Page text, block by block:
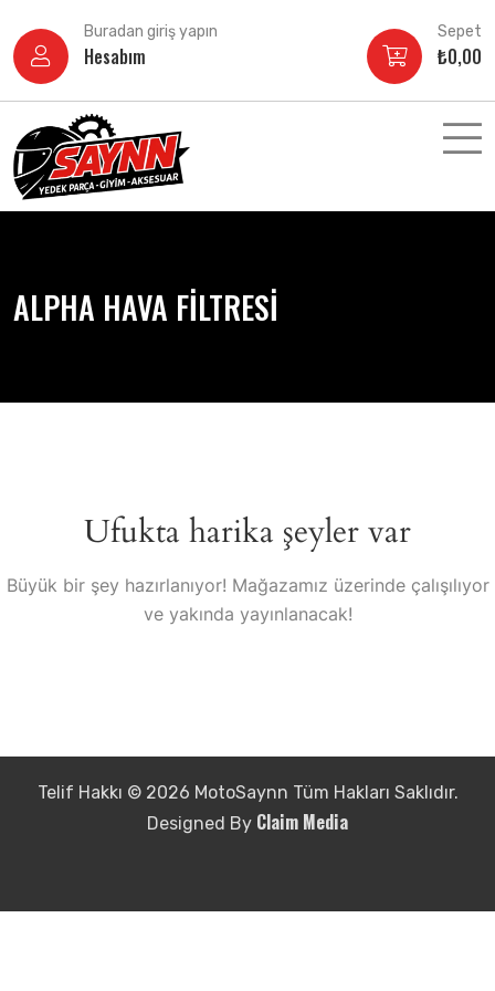
atla
Buradan giriş yapın
Hesabım
Sepet
₺0,00
ALPHA HAVA FİLTRESİ
Ufukta harika şeyler var
Büyük bir şey hazırlanıyor! Mağazamız üzerinde çalışılıyor
ve yakında yayınlanacak!
Telif Hakkı © 2026 MotoSaynn Tüm Hakları Saklıdır.
Designed By Claim Media